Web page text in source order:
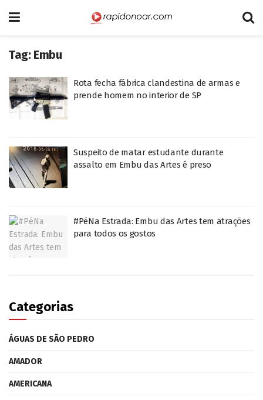
Tag: Embu
Rota fecha fábrica clandestina de armas e
prende homem no interior de SP
Suspeito de matar estudante durante
assalto em Embu das Artes é preso
#PéNa Estrada: Embu das Artes tem atrações
para todos os gostos
Categorias
ÁGUAS DE SÃO PEDRO
AMADOR
AMERICANA